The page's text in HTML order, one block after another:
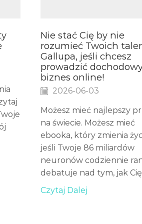
Nie stać Cię by nie
rozumieć Twoich
Gallupa, jeśli chcesz
prowadzić
biznes online!
2026-06-03
Możesz mieć najlepszy
na świecie. Możesz mieć
ebooka, który zmienia
jeśli Twoje 86 miliardów
neuronów codziennie
debatuje nad tym, jak
Czytaj Dalej